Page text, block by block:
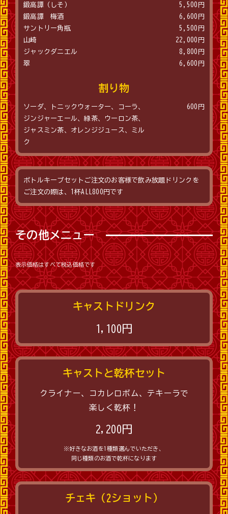
鍛高譚（しそ）
5,500円
鍛高譚 梅酒
6,600円
サントリー角瓶
5,500円
山崎
22,000円
ジャックダニエル
8,800円
翠
6,600円
割り物
ソーダ、トニックウォーター、コーラ、
ジンジャーエール、緑茶、ウーロン茶、
ジャスミン茶、オレンジジュース、ミル
ク
600円
ボトルキープセットご注文のお客様で飲み放題ドリンクを
ご注文の際は、1杯ALL800円です
その他メニュー
表示価格はすべて税込価格です
キャストドリンク
1,100円
キャストと乾杯セット
クライナー、コカレロボム、テキーラで
楽しく乾杯！
2,200円
※好きなお酒を1種類選んでいただき、
同じ種類のお酒で乾杯になります
チェキ（2ショット）